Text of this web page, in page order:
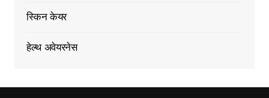
स्किन केयर
हेल्थ अवेयरनेस